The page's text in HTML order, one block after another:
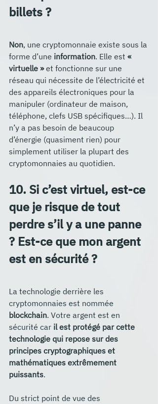
billets ?
Non, une cryptomonnaie existe sous la
forme d’une information. Elle est «
virtuelle » et fonctionne sur une
réseau qui nécessite de l’électricité et
des appareils électroniques pour la
manipuler (ordinateur de maison,
téléphone, clefs USB spécifiques…). Il
n’y a pas besoin de beaucoup
d’énergie (quasiment rien) pour
simplement utiliser la plupart des
cryptomonnaies au quotidien.
10. Si c’est virtuel, est-ce
que je risque de tout
perdre s’il y a une panne
? Est-ce que mon argent
est en sécurité ?
La technologie derrière les
cryptomonnaies est nommée
blockchain. Votre argent est en
sécurité car il est protégé par cette
technologie qui repose sur des
principes cryptographiques et
mathématiques extrêmement
puissants.
Du strict point de vue des